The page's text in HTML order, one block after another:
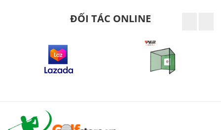
ĐỐI TÁC ONLINE